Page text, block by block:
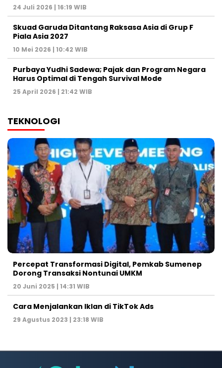
24 Juli 2026 | 16:19 WIB
Skuad Garuda Ditantang Raksasa Asia di Grup F
Piala Asia 2027
10 Mei 2026 | 10:42 WIB
Purbaya Yudhi Sadewa; Pajak dan Program Negara
Harus Optimal di Tengah Survival Mode
25 April 2026 | 21:42 WIB
TEKNOLOGI
Percepat Transformasi Digital, Pemkab Sumenep
Dorong Transaksi Nontunai UMKM
20 Juni 2025 | 14:31 WIB
Cara Menjalankan Iklan di TikTok Ads
29 Agustus 2023 | 23:18 WIB